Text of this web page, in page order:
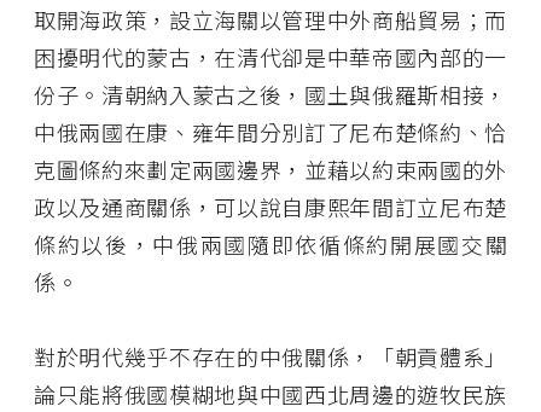
取開海政策，設立海關以管理中外商船貿易；而
困擾明代的蒙古，在清代卻是中華帝國內部的一
份子。清朝納入蒙古之後，國土與俄羅斯相接，
中俄兩國在康、雍年間分別訂了尼布楚條約、恰
克圖條約來劃定兩國邊界，並藉以約束兩國的外
政以及通商關係，可以說自康熙年間訂立尼布楚
條約以後，中俄兩國隨即依循條約開展國交關
係。
對於明代幾乎不存在的中俄關係，「朝貢體系」
論只能將俄國模糊地與中國西北周邊的遊牧民族